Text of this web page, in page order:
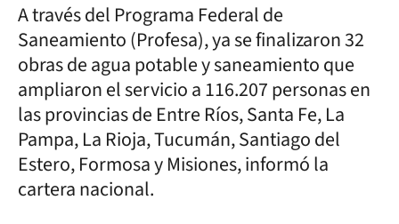
A través del Programa Federal de
Saneamiento (Profesa), ya se finalizaron 32
obras de agua potable y saneamiento que
ampliaron el servicio a 116.207 personas en
las provincias de Entre Ríos, Santa Fe, La
Pampa, La Rioja, Tucumán, Santiago del
Estero, Formosa y Misiones, informó la
cartera nacional.